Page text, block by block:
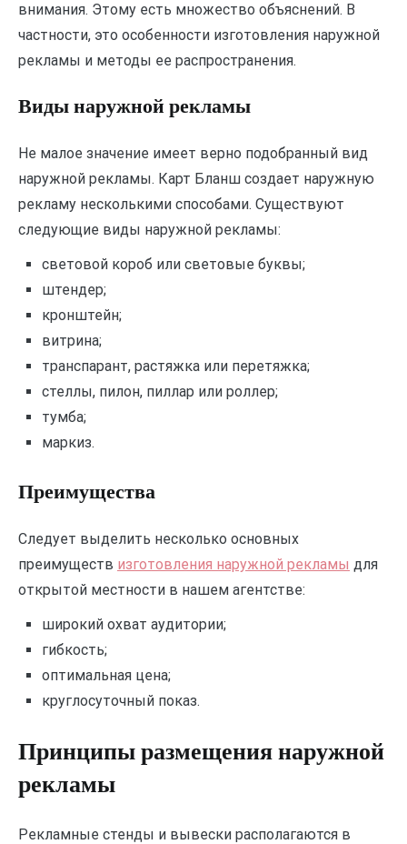
внимания. Этому есть множество объяснений. В
частности, это особенности изготовления наружной
рекламы и методы ее распространения.
Виды наружной рекламы
Не малое значение имеет верно подобранный вид
наружной рекламы. Карт Бланш создает наружную
рекламу несколькими способами. Существуют
следующие виды наружной рекламы:
световой короб или световые буквы;
штендер;
кронштейн;
витрина;
транспарант, растяжка или перетяжка;
стеллы, пилон, пиллар или роллер;
тумба;
маркиз.
Преимущества
Следует выделить несколько основных
преимуществ изготовления наружной рекламы для
открытой местности в нашем агентстве:
широкий охват аудитории;
гибкость;
оптимальная цена;
круглосуточный показ.
Принципы размещения наружной
рекламы
Рекламные стенды и вывески располагаются в